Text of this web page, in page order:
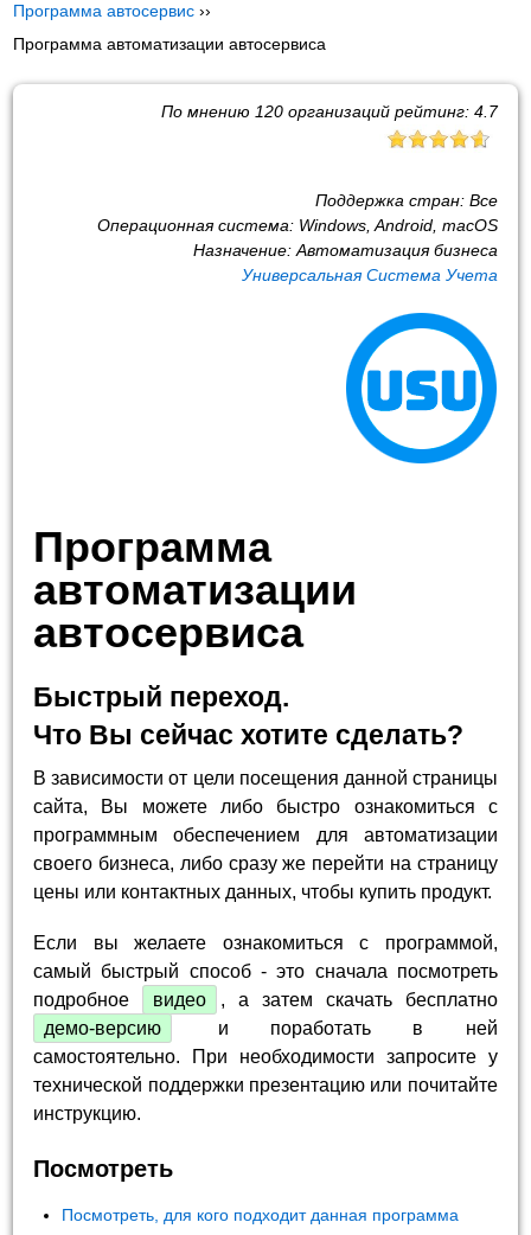
Программа автосервис ››
Программа автоматизации автосервиса
По мнению 120организаций рейтинг: 4.7
Поддержка стран: Все
Операционная система: Windows, Android, macOS
Назначение: Автоматизация бизнеса
Универсальная Система Учета
Программа
автоматизации
автосервиса
Быстрый переход.
Что Вы сейчас хотите сделать?
В зависимости от цели посещения данной страницы
сайта, Вы можете либо быстро ознакомиться с
программным обеспечением для автоматизации
своего бизнеса, либо сразу же перейти на страницу
цены или контактных данных, чтобы купить продукт.
Если вы желаете ознакомиться с программой,
самый быстрый способ - это сначала посмотреть
подробное
видео
, а затем скачать бесплатно
демо-версию
и поработать в ней
самостоятельно. При необходимости запросите у
технической поддержки презентацию или почитайте
инструкцию.
Посмотреть
Посмотреть, для кого подходит данная программа